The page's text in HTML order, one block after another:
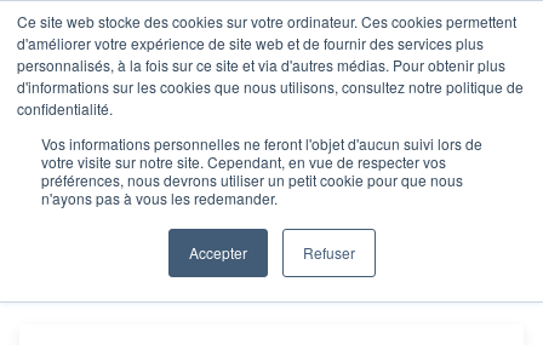
Ce site web stocke des cookies sur votre ordinateur. Ces cookies permettent
d'améliorer votre expérience de site web et de fournir des services plus
personnalisés, à la fois sur ce site et via d'autres médias. Pour obtenir plus
d'informations sur les cookies que nous utilisons, consultez notre politique de
confidentialité.
Vos informations personnelles ne feront l'objet d'aucun suivi lors de
votre visite sur notre site. Cependant, en vue de respecter vos
préférences, nous devrons utiliser un petit cookie pour que nous
n'ayons pas à vous les redemander.
Accepter Refuser
Nos ateliers : dans les
grandes lignes et les
plus petits détails